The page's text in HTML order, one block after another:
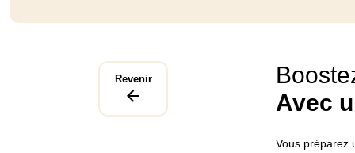
Revenir
Avec
Vous préparez